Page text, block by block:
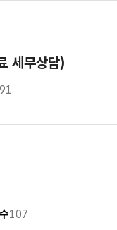
세무상담)
91
107